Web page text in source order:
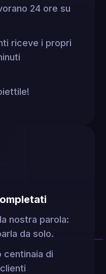
24 ore su
riceve i propri
nostra parola:
da solo.
centinaia di